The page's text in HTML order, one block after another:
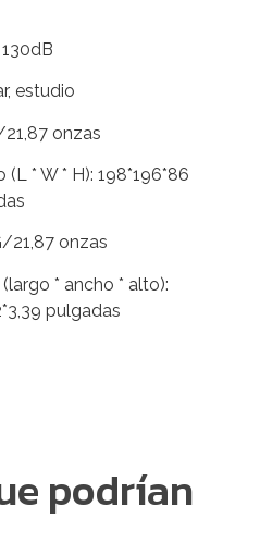
estudio
onzas
* W * H): 198*196*86
21,87 onzas
* ancho * alto):
pulgadas
podrían